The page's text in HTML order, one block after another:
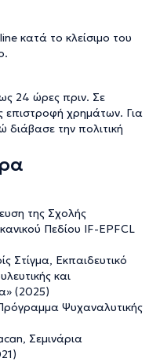
κατά το κλείσιμο του
24 ώρες πριν. Σε
χρημάτων. Για
διάβασε την πολιτική
της Σχολής
Πεδίου IF-EPFCL
Στίγμα, Εκπαιδευτικό
και
(2025)
Ψυχαναλυτικής
Σεμινάρια